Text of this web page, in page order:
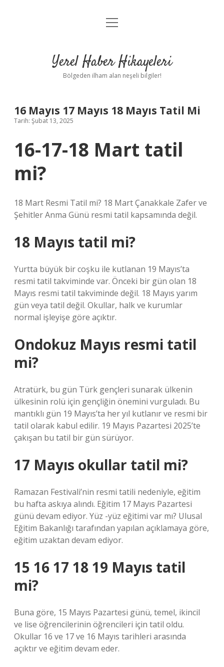
Anasayfa
Yasal Uyarı
menüyü
Yerel Haber Hikayeleri
Bölgeden ilham alan neşeli bilgiler!
16 Mayıs 17 Mayıs 18 Mayıs Tatil Mi
Tarih: Şubat 13, 2025
16-17-18 Mart tatil
mi?
18 Mart Resmi Tatil mi? 18 Mart Çanakkale Zafer ve
Şehitler Anma Günü resmi tatil kapsamında değil.
18 Mayıs tatil mi?
Yurtta büyük bir coşku ile kutlanan 19 Mayıs’ta
resmi tatil takviminde var. Önceki bir gün olan 18
Mayıs resmi tatil takviminde değil. 18 Mayıs yarım
gün veya tatil değil. Okullar, halk ve kurumlar
normal işleyişe göre açıktır.
Ondokuz Mayıs resmi tatil
mi?
Atratürk, bu gün Türk gençleri sunarak ülkenin
ülkesinin rolü için gençliğin önemini vurguladı. Bu
mantıklı gün 19 Mayıs’ta her yıl kutlanır ve resmi bir
tatil olarak kabul edilir. 19 Mayıs Pazartesi 2025’te
çakışan bu tatil bir gün sürüyor.
17 Mayıs okullar tatil mi?
Ramazan Festivali’nin resmi tatili nedeniyle, eğitim
bu hafta askıya alındı. Eğitim 17 Mayıs Pazartesi
günü devam ediyor. Yüz -yüz eğitimi var mı? Ulusal
Eğitim Bakanlığı tarafından yapılan açıklamaya göre,
eğitim uzaktan devam ediyor.
15 16 17 18 19 Mayıs tatil
mi?
Buna göre, 15 Mayıs Pazartesi günü, temel, ikincil
ve lise öğrencilerinin öğrencileri için tatil oldu.
Okullar 16 ve 17 ve 16 Mayıs tarihleri ​​arasında
açıktır ve eğitim devam eder.